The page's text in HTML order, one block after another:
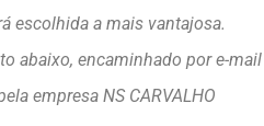
escolhida a mais vantajosa.
abaixo, encaminhado por e-mail
empresa NS CARVALHO